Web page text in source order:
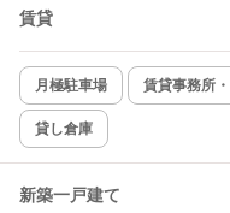
賃貸
月極駐車場 賃貸事務所
貸し倉庫
新築一戸建て